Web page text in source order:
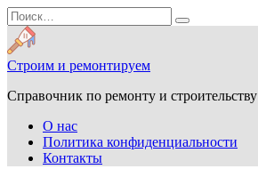
Перейти
к
содержанию
Search
for:
Строим и ремонтируем
Справочник по ремонту и строительству
О нас
Политика конфиденциальности
Контакты